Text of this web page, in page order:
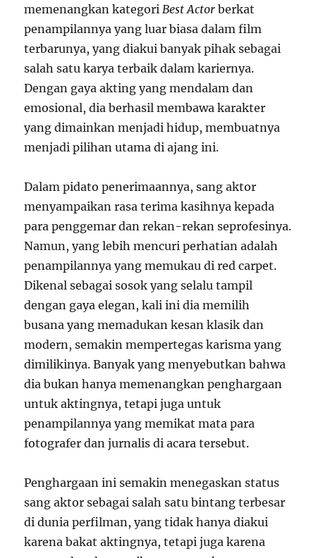
memenangkan kategoriBest Actor berkat
penampilannya yang luar biasa dalam film
terbarunya, yang diakui banyak pihak sebagai
salah satu karya terbaik dalam kariernya.
Dengan gaya akting yang mendalam dan
emosional, dia berhasil membawa karakter
yang dimainkan menjadi hidup, membuatnya
menjadi pilihan utama di ajang ini.
Dalam pidato penerimaannya, sang aktor
menyampaikan rasa terima kasihnya kepada
para penggemar dan rekan-rekan seprofesinya.
Namun, yang lebih mencuri perhatian adalah
penampilannya yang memukau di red carpet.
Dikenal sebagai sosok yang selalu tampil
dengan gaya elegan, kali ini dia memilih
busana yang memadukan kesan klasik dan
modern, semakin mempertegas karisma yang
dimilikinya. Banyak yang menyebutkan bahwa
dia bukan hanya memenangkan penghargaan
untuk aktingnya, tetapi juga untuk
penampilannya yang memikat mata para
fotografer dan jurnalis di acara tersebut.
Penghargaan ini semakin menegaskan status
sang aktor sebagai salah satu bintang terbesar
di dunia perfilman, yang tidak hanya diakui
karena bakat aktingnya, tetapi juga karena